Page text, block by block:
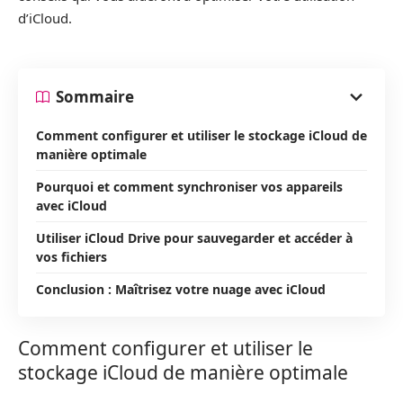
d’iCloud.
Sommaire
Comment configurer et utiliser le stockage iCloud de
manière optimale
Pourquoi et comment synchroniser vos appareils
avec iCloud
Utiliser iCloud Drive pour sauvegarder et accéder à
vos fichiers
Conclusion : Maîtrisez votre nuage avec iCloud
Comment configurer et utiliser le
stockage iCloud de manière optimale